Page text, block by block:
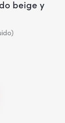
beige y